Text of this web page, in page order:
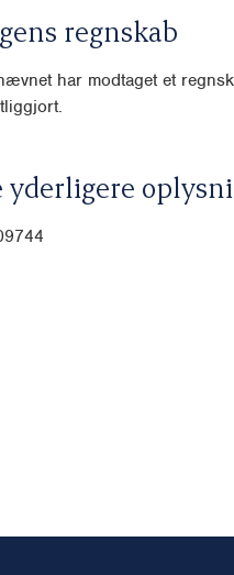
regnskab
har modtaget et
yderligere